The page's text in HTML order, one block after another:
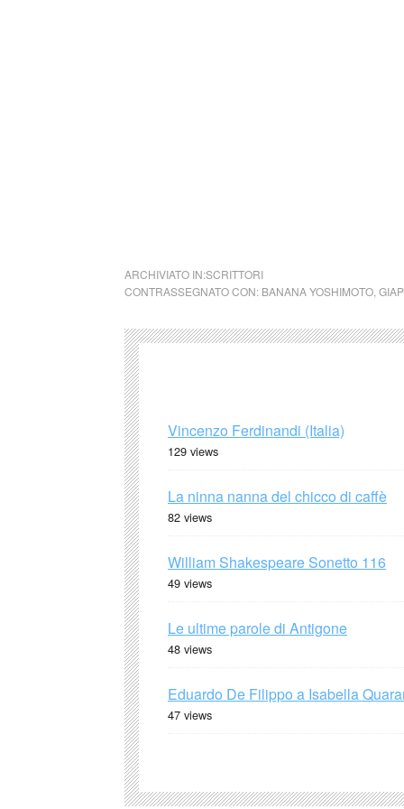
ARCHIVIATO IN:SCRITTORI
CONTRASSEGNATO CON: BANANA YOSHIMOTO
Vincenzo Ferdinandi (Italia)
129 views
La ninna nanna del chicco di caffè
82 views
William Shakespeare Sonetto 116
49 views
Le ultime parole di Antigone
48 views
Eduardo De Filippo a Isabella
47 views